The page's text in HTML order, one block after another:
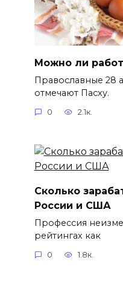
Можно ли
Православные 28
отмечают Пасху.
0 2.1к.
Сколько
России и США
Профессия
рейтингах как
0 1.8к.